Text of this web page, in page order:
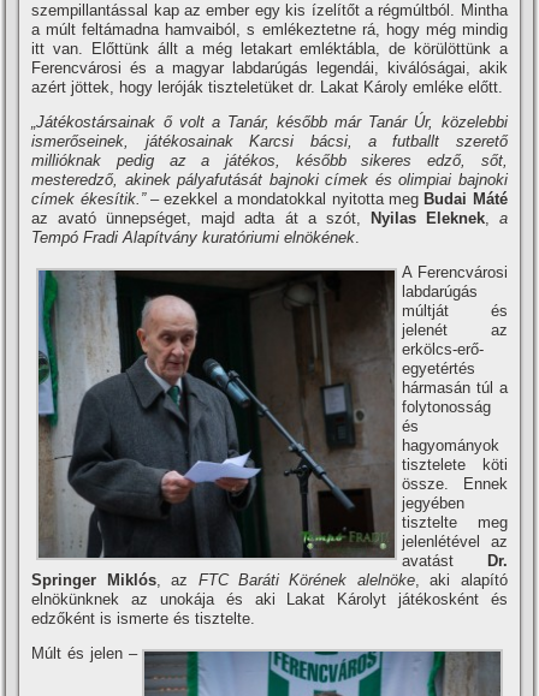
szempillantással kap az ember egy kis í­zelí­tőt a régmúltból. Mintha
a múlt feltámadna hamvaiból, s emlékeztetne rá, hogy még mindig
itt van. Előttünk állt a még letakart emléktábla, de körülöttünk a
Ferencvárosi és a magyar labdarúgás legendái, kiválóságai, akik
azért jöttek, hogy leróják tiszteletüket dr. Lakat Károly emléke előtt.
„Játékostársainak ő volt a Tanár, később már Tanár Úr, közelebbi
ismerőseinek, játékosainak Karcsi bácsi, a futballt szerető
millióknak pedig az a játékos, később sikeres edző, sőt,
mesteredző, akinek pályafutását bajnoki cí­mek és olimpiai bajnoki
cí­mek ékesí­tik.”– ezekkel a mondatokkal nyitotta meg Budai Máté
az avató ünnepséget, majd adta át a szót,
Nyilas Eleknek, a
Tempó Fradi Alapí­tvány kuratóriumi elnökének.
A Ferencvárosi
labdarúgás
múltját és
jelenét az
erkölcs-erő-
egyetértés
hármasán túl a
folytonosság
és
hagyományok
tisztelete köti
össze. Ennek
jegyében
tisztelte meg
jelenlétével az
avatást
Dr.
Springer Miklós, az FTC Baráti Körének alelnöke, aki alapí­tó
elnökünknek az unokája és aki Lakat Károlyt játékosként és
edzőként is ismerte és tisztelte.
Múlt és jelen –